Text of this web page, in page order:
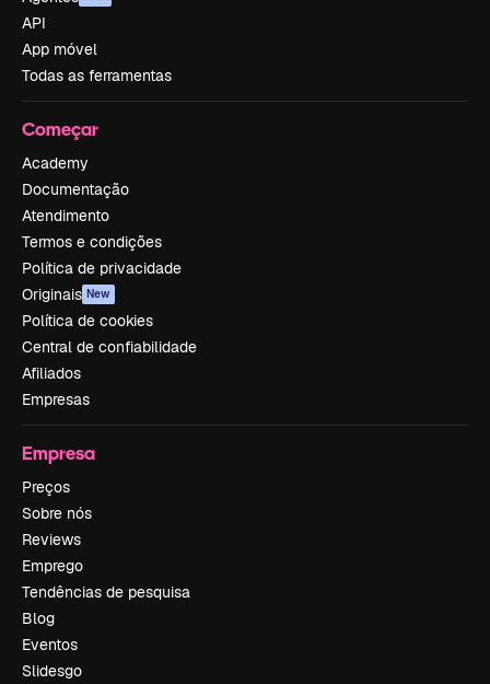
API
App móvel
Todas as ferramentas
Começar
Academy
Documentação
Atendimento
Termos e condições
Política de privacidade
Originais New
Política de cookies
Central de confiabilidade
Afiliados
Empresas
Empresa
Preços
Sobre nós
Reviews
Emprego
Tendências de pesquisa
Blog
Eventos
Slidesgo